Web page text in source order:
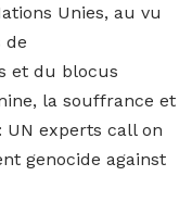
Unies, au vu
de
et du blocus
la souffrance et
UN experts call on
genocide against